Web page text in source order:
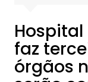
faz
órgãos